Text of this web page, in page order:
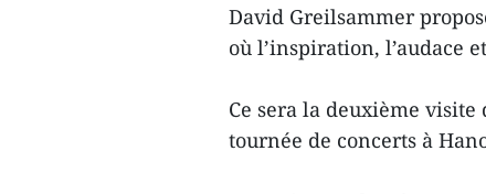
David Greilsammer
où l’inspiration, l’audace
Ce sera la deuxième
tournée de concerts à